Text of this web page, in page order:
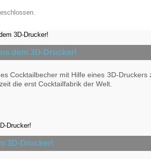
dem 3D-Drucker!
Cocktailbecher mit Hilfe eines 3D-Druckers
die erst Cocktailfabrik der Welt.
3D-Drucker!